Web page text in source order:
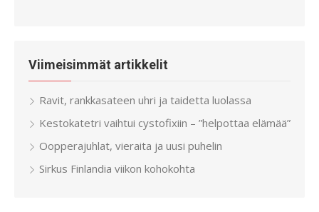
Viimeisimmät artikkelit
Ravit, rankkasateen uhri ja taidetta luolassa
Kestokatetri vaihtui cystofixiin – ”helpottaa elämää”
Oopperajuhlat, vieraita ja uusi puhelin
Sirkus Finlandia viikon kohokohta